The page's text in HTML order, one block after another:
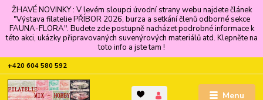
ŽHAVÉ NOVINKY : V levém sloupci úvodní strany webu najdete článek
"Výstava filatelie PŘÍBOR 2026, burza a setkání členů odborné sekce
FAUNA-FLORA". Budete zde postupně nacházet podrobné informace k
této akci, ukázky připravovaných suvenýrových materiálů atd. Klepněte na
toto info a jste tam !
Menu
+420 604 580 592